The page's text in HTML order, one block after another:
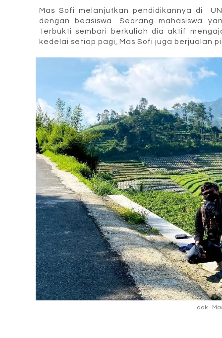
Mas Sofi melanjutkan pendidikannya di
dengan beasiswa. Seorang mahasiswa
Terbukti sembari berkuliah dia aktif
kedelai setiap pagi, Mas Sofi juga berjualan
dok.